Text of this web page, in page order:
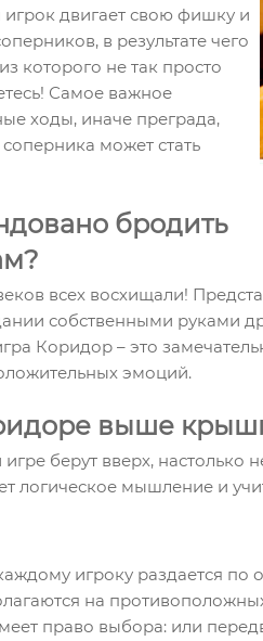
двигает свою фишку и
в результате чего
которого не так просто
Самое важное
ходы, иначе преграда,
может стать
бродить
всех восхищали!
собственными руками
Коридор – это
эмоций.
выше
берут вверх,
логическое мышление и
игроку раздается по
на
право выбора: или